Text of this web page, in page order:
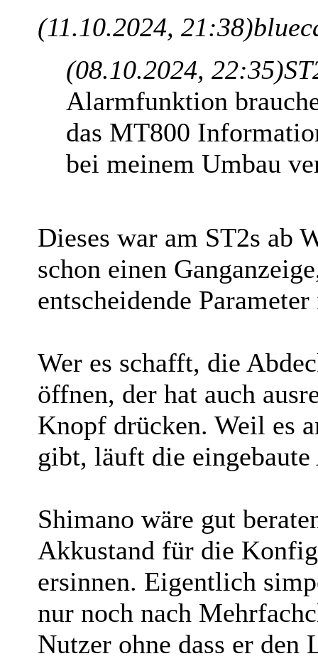
(11.10.2024, 21:38)
(08.10.2024, 22:35)
Alarmfunktion
das MT800
bei meinem Umbau
Dieses war am ST2s ab
schon einen
entscheidende
Wer es schafft, die
öffnen, der hat auch
Knopf drücken. Weil es
gibt, läuft die
Shimano wäre gut
Akkustand für die
ersinnen. Eigentlich
nur noch nach
Nutzer ohne dass er den